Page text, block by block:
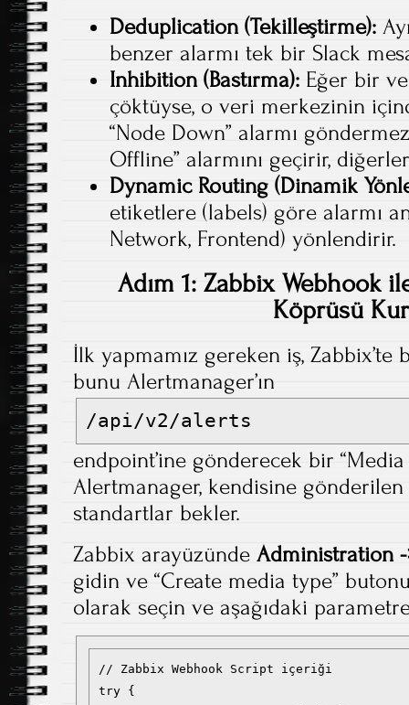
Deduplication (Tekilleştirme):
benzer alarmı tek bir Slack
Inhibition (Bastırma): Eğer bir
çöktüyse, o veri merkezinin
“Node Down” alarmı
Offline” alarmını geçirir,
Dynamic Routing (Dinamik
etiketlere (labels) göre alarmı
Network, Frontend) yönlendirir.
Adım 1: Zabbix Webhook
Köprüsü
İlk yapmamız gereken iş,
bunu Alertmanager’ın
/api/v2/alerts
endpoint’ine gönderecek bir “Media
Alertmanager, kendisine gönderilen
standartlar bekler.
Zabbix arayüzünde Administration
gidin ve “Create media type”
olarak seçin ve aşağıdaki
// Zabbix Webhook Script içeriği
try {